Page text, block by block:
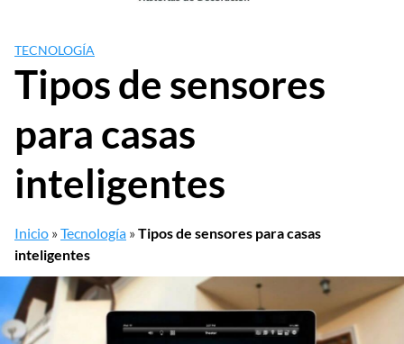
TECNOLOGÍA
Tipos de sensores
para casas
inteligentes
Inicio »Tecnología »Tipos de sensores para casas
inteligentes